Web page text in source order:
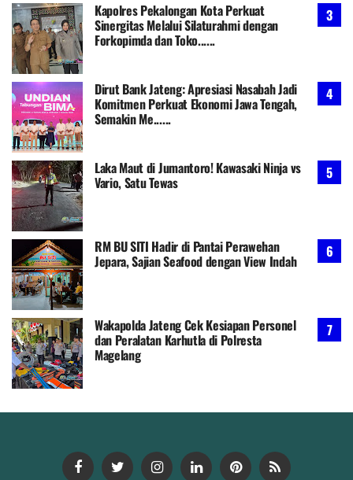
Kapolres Pekalongan Kota Perkuat
Sinergitas Melalui Silaturahmi dengan
Forkopimda dan Toko......
Dirut Bank Jateng: Apresiasi Nasabah Jadi
Komitmen Perkuat Ekonomi Jawa Tengah,
Semakin Me......
Laka Maut di Jumantoro! Kawasaki Ninja vs
Vario, Satu Tewas
RM BU SITI Hadir di Pantai Perawehan
Jepara, Sajian Seafood dengan View Indah
Wakapolda Jateng Cek Kesiapan Personel
dan Peralatan Karhutla di Polresta
Magelang